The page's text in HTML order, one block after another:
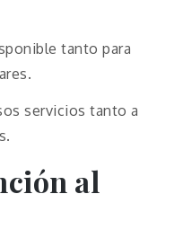
tanto para
servicios tanto a
al